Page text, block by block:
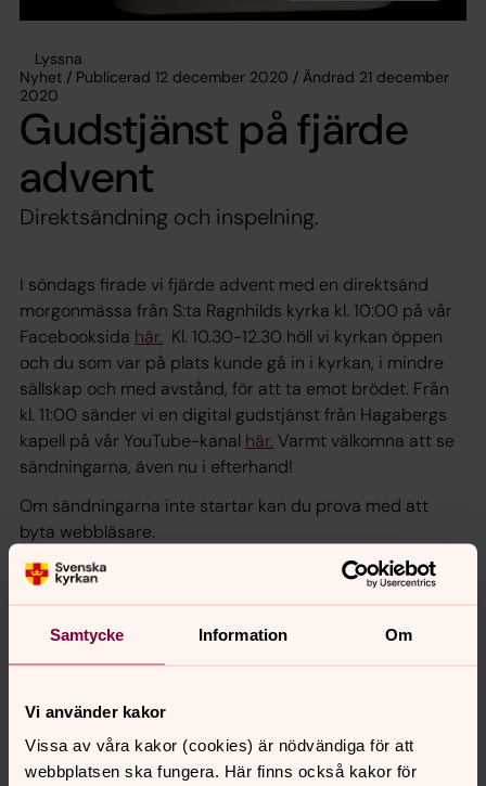
Samtycke Information Om
Vi använder kakor
Vissa av våra kakor (cookies) är nödvändiga för att
webbplatsen ska fungera. Här finns också kakor för
Lyssna
Nyhet / Publicerad 12 december 2020 / Ändrad 21 december
2020
Gudstjänst på fjärde
advent
Direktsändning och inspelning.
I söndags firade vi fjärde advent med en direktsänd
morgonmässa från S:ta Ragnhilds kyrka kl. 10:00 på vår
Facebooksida här. Kl. 10.30-12.30 höll vi kyrkan öppen
och du som var på plats kunde gå in i kyrkan, i mindre
sällskap och med avstånd, för att ta emot brödet. Från
kl. 11:00 sänder vi en digital gudstjänst från Hagabergs
kapell på vår YouTube-kanal här. Varmt välkomna att se
sändningarna, även nu i efterhand!
Om sändningarna inte startar kan du prova med att
byta webbläsare.
Synpunkter eller frågor på sidans
innehåll?
sodertalje.pastorat@svenskakyrkan.se
Dela